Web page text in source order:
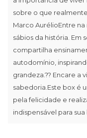
sobre o que
Marco AurélioEntre
sábios da história. Em
compartilha
autodomínio,
grandeza.?? Encare a
sabedoria.Este box é
pela felicidade e
indispensável para